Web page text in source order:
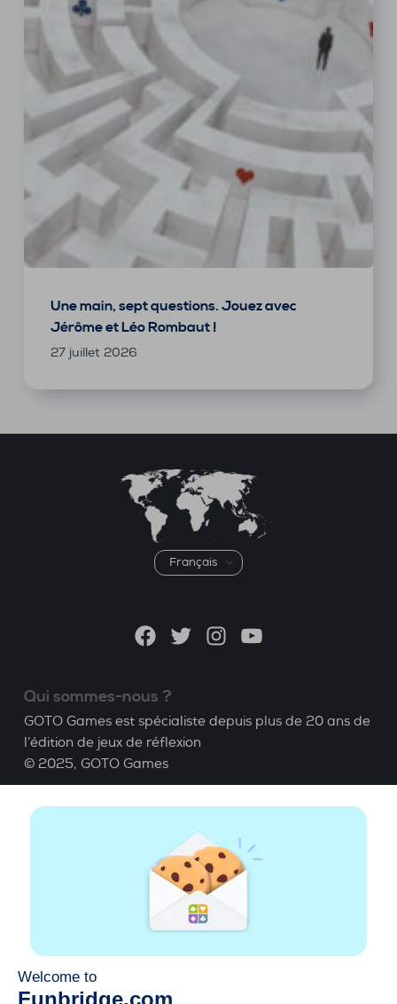
Une main, sept questions. Jouez avec
Jérôme et Léo Rombaut !
27 juillet 2026
Choisir
une
FacebookTwitterInstagramYouTube
Qui sommes-nous ?
GOTO Games est spécialiste depuis plus de 20 ans de
l’édition de jeux de réflexion
© 2025, GOTO Games
A propos
Apprendre le Bridge
CGU|Mentions légales
Disponible partout
Jouez partout, tout le temps, sur smartphone,